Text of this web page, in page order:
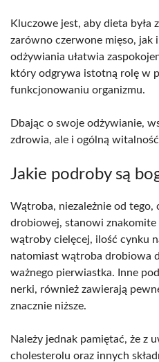
Kluczowe jest, aby dieta była
zarówno czerwone mięso, jak
odżywiania ułatwia
który odgrywa istotną rolę w
funkcjonowaniu organizmu.
Dbając o swoje odżywianie,
zdrowia, ale i ogólną
Jakie podroby są
Wątroba, niezależnie od tego,
drobiowej, stanowi znakomite
wątroby cielęcej, ilość cynku
natomiast wątroba drobiowa
ważnego pierwiastka. Inne
nerki, również zawierają
znacznie niższe.
Należy jednak pamiętać, że z
cholesterolu oraz innych